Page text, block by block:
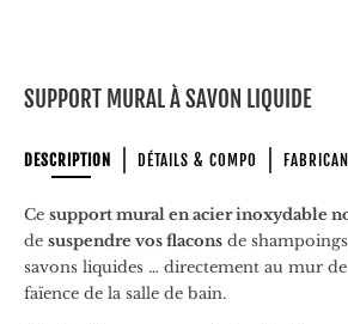
SUPPORT MURAL À SAVON LIQUIDE
DESCRIPTION DÉTAILS & COMPO
Ce support mural en acier inoxydable
de suspendre vos flacons de
savons liquides … directement au mur
faïence de la salle de bain.